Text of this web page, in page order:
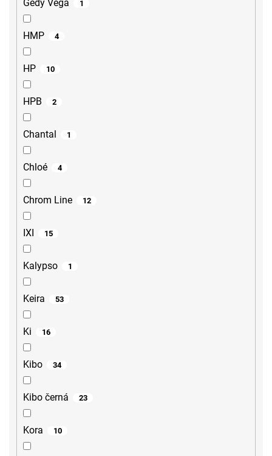
Gedy Vega 1
HMP 4
HP 10
HPB 2
Chantal 1
Chloé 4
Chrom Line 12
IXI 15
Kalypso 1
Keira 53
Ki 16
Kibo 34
Kibo černá 23
Kora 10